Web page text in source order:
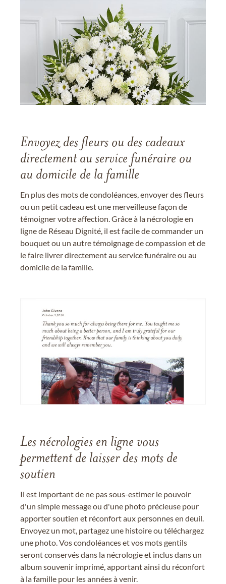
Envoyez des fleurs ou des cadeaux
directement au service funéraire ou
au domicile de la famille
En plus des mots de condoléances, envoyer des fleurs
ou un petit cadeau est une merveilleuse façon de
témoigner votre affection. Grâce à la nécrologie en
ligne de Réseau Dignité, il est facile de commander un
bouquet ou un autre témoignage de compassion et de
le faire livrer directement au service funéraire ou au
domicile de la famille.
Les nécrologies en ligne vous
permettent de laisser des mots de
soutien
Il est important de ne pas sous-estimer le pouvoir
d'un simple message ou d'une photo précieuse pour
apporter soutien et réconfort aux personnes en deuil.
Envoyez un mot, partagez une histoire ou téléchargez
une photo. Vos condoléances et vos mots gentils
seront conservés dans la nécrologie et inclus dans un
album souvenir imprimé, apportant ainsi du réconfort
à la famille pour les années à venir.